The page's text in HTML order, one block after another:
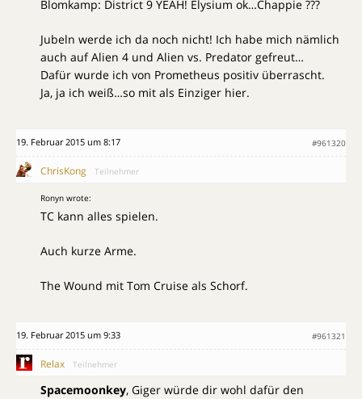
Blomkamp: District 9 YEAH! Elysium ok…Chappie ???
Jubeln werde ich da noch nicht! Ich habe mich nämlich
auch auf Alien 4 und Alien vs. Predator gefreut…
Dafür wurde ich von Prometheus positiv überrascht.
Ja, ja ich weiß…so mit als Einziger hier.
19. Februar 2015 um 8:17 #961320
ChrisKong Teilnehmer
Ronyn wrote:
TC kann alles spielen.
Auch kurze Arme.
The Wound mit Tom Cruise als Schorf.
19. Februar 2015 um 9:33 #961321
Relax Teilnehmer
Spacemoonkey, Giger würde dir wohl dafür den